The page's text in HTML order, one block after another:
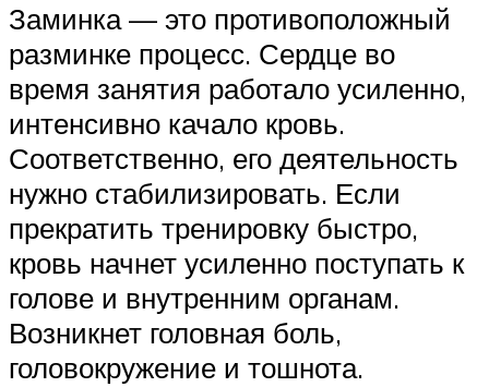
Заминка — это противоположный
разминке процесс. Сердце во
время занятия работало усиленно,
интенсивно качало кровь.
Соответственно, его деятельность
нужно стабилизировать. Если
прекратить тренировку быстро,
кровь начнет усиленно поступать к
голове и внутренним органам.
Возникнет головная боль,
головокружение и тошнота.